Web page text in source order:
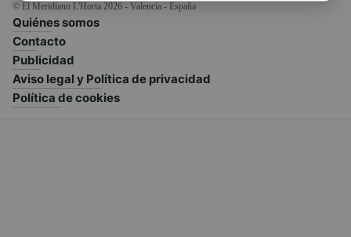
© El Meridiano L'Horta 2026 - Valencia - España
Quiénes somos
Contacto
Publicidad
Aviso legal y Política de privacidad
Política de cookies